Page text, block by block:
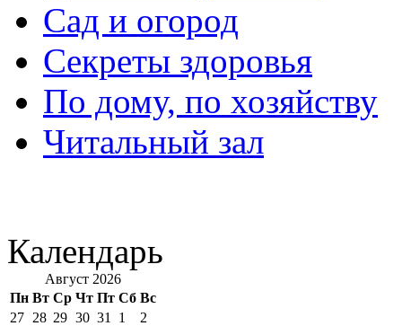
Сад и огород
Секреты здоровья
По дому, по хозяйству
Читальный зал
Календарь
Август 2026
Пн Вт Ср Чт Пт Сб Вс
27 28 29 30 31 1
2